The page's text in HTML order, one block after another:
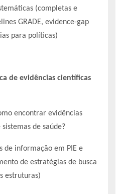
(completas e
GRADE, evidence-gap
para políticas)
de evidências científicas
encontrar evidências
de saúde?
de informação em PIE e
de estratégias de busca
estruturas)